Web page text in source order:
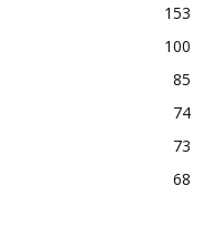
153
100
85
74
73
68